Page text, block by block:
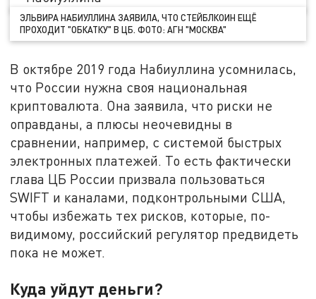
ЭЛЬВИРА НАБИУЛЛИНА ЗАЯВИЛА, ЧТО СТЕЙБЛКОИН ЕЩЁ
ПРОХОДИТ "ОБКАТКУ" В ЦБ. ФОТО: АГН "МОСКВА"
В октябре 2019 года Набиуллина усомнилась,
что России нужна своя национальная
криптовалюта. Она заявила, что риски не
оправданы, а плюсы неочевидны в
сравнении, например, с системой быстрых
электронных платежей. То есть фактически
глава ЦБ России призвала пользоваться
SWIFT и каналами, подконтрольными США,
чтобы избежать тех рисков, которые, по-
видимому, российский регулятор предвидеть
пока не может.
Куда уйдут деньги?